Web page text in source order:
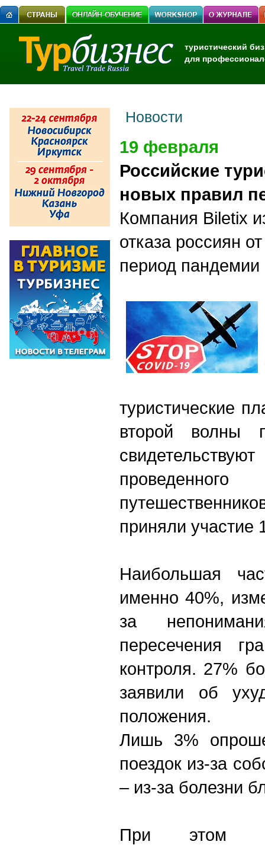
туристический
для
Новости
19 февраля
Российские
новых правил
Компания Biletix
отказа россиян
период пандемии
туристические
второй волны
приняли участие
Наибольшая
именно 40%,
за
пересечения
контроля. 27%
заявили об
положения.
Лишь 3%
поездок из-за
– из-за болезни
При этом